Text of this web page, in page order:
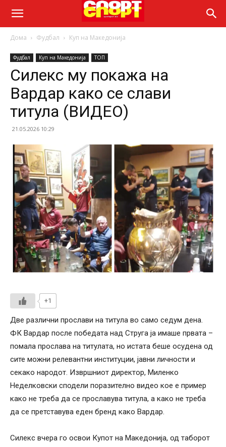
Дома Фудбал Куп на Македонија
Фудбал Куп на Македонија ТОП
Силекс му покажа на
Вардар како се слави
титула (ВИДЕО)
21.05.2026 10:29
+1
Две различни прослави на титула во само седум дена.
ФК Вардар после победата над Струга ја имаше првата –
помала прослава на титулата, но истата беше осудена од
сите можни релевантни институции, јавни личности и
секако народот. Извршниот директор, Миленко
Неделковски сподели поразително видео кое е пример
како не треба да се прославува титула, а како не треба
да се претставува еден бренд како Вардар.
Силекс вчера го освои Купот на Македонија, од таборот